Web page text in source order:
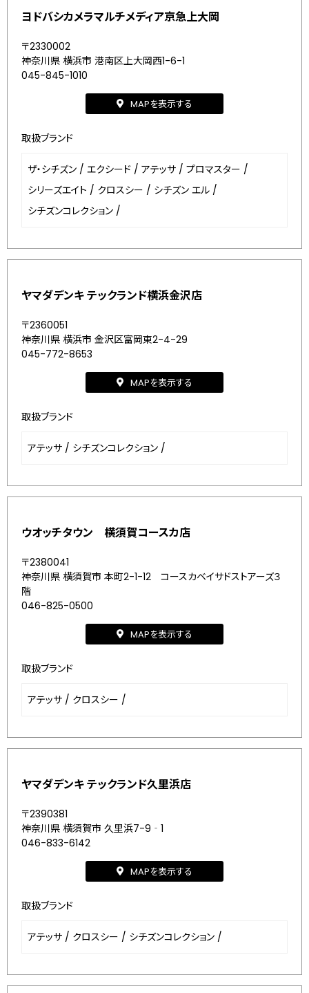
ヨドバシカメラマルチメディア京急上大岡
〒2330002
神奈川県 横浜市 港南区上大岡西1-6-1
045-845-1010
MAPを表示する
取扱ブランド
ザ・シチズン / エクシード / アテッサ / プロマスター /
シリーズエイト / クロスシー / シチズン エル /
シチズンコレクション /
ヤマダデンキ テックランド横浜金沢店
〒2360051
神奈川県 横浜市 金沢区富岡東2-4-29
045-772-8653
MAPを表示する
取扱ブランド
アテッサ / シチズンコレクション /
ウオッチタウン 横須賀コースカ店
〒2380041
神奈川県 横須賀市 本町2-1-12 コースカベイサドストアーズ３
階
046-825-0500
MAPを表示する
取扱ブランド
アテッサ / クロスシー /
ヤマダデンキ テックランド久里浜店
〒2390381
神奈川県 横須賀市 久里浜7-9‐1
046-833-6142
MAPを表示する
取扱ブランド
アテッサ / クロスシー / シチズンコレクション /